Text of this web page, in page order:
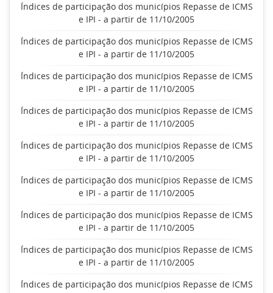
Índices de participação dos municípios Repasse de ICMS
e IPI - a partir de 11/10/2005
Índices de participação dos municípios Repasse de ICMS
e IPI - a partir de 11/10/2005
Índices de participação dos municípios Repasse de ICMS
e IPI - a partir de 11/10/2005
Índices de participação dos municípios Repasse de ICMS
e IPI - a partir de 11/10/2005
Índices de participação dos municípios Repasse de ICMS
e IPI - a partir de 11/10/2005
Índices de participação dos municípios Repasse de ICMS
e IPI - a partir de 11/10/2005
Índices de participação dos municípios Repasse de ICMS
e IPI - a partir de 11/10/2005
Índices de participação dos municípios Repasse de ICMS
e IPI - a partir de 11/10/2005
Índices de participação dos municípios Repasse de ICMS